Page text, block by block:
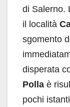
di Salerno.
il località
sgomento
disperata
Polla è
pochi